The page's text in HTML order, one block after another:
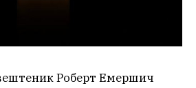
Роберт Емершич